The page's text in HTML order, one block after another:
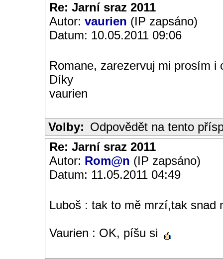
Re: Jarní sraz 2011
Autor: vaurien (IP zapsáno)
Datum: 10.05.2011 09:06
Romane, zarezervuj mi prosím
Díky
vaurien
Volby: Odpovědět na tento
Re: Jarní sraz 2011
Autor: Rom@n (IP zapsáno)
Datum: 11.05.2011 04:49
Luboš : tak to mě mrzí,tak snad
Vaurien : OK, píšu si